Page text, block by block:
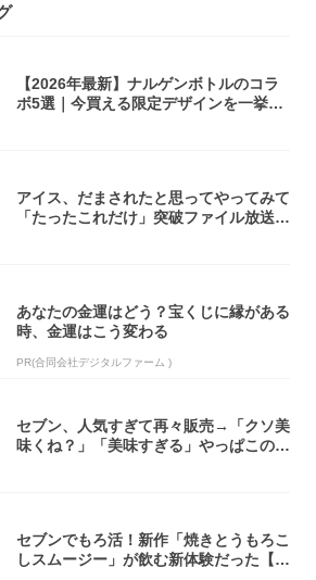
【2026年最新】ナルゲンボトルのコラ
ボ5選｜今買える限定デザインを一挙紹
アイス、だまされたと思ってやってみて
「たったこれだけ」突破ファイル放送で
あなたの金運はどう？宝くじに縁がある
時、金運はこう変わる
PR(合同会社デジタルファーム )
セブン、人気すぎて再々販売→「クソ美
味くね？」「美味すぎる」やっぱこのク
セブンでもろ活！新作「焼きとうもろこ
しスムージー」が飲む新体験だった【東